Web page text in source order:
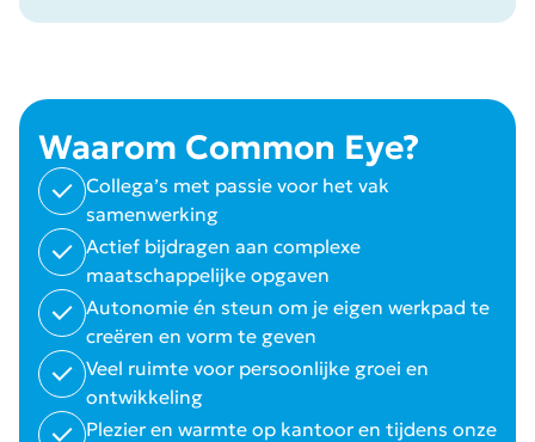
Waarom Common Eye?
Collega’s met passie voor het vak
samenwerking
Actief bijdragen aan complexe
maatschappelijke opgaven
Autonomie én steun om je eigen werkpad te
creëren en vorm te geven
Veel ruimte voor persoonlijke groei en
ontwikkeling
Plezier en warmte op kantoor en tijdens onze